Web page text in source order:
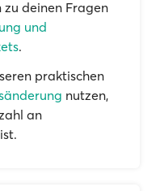
deinen Fragen
und
.
praktischen
nutzen,
an